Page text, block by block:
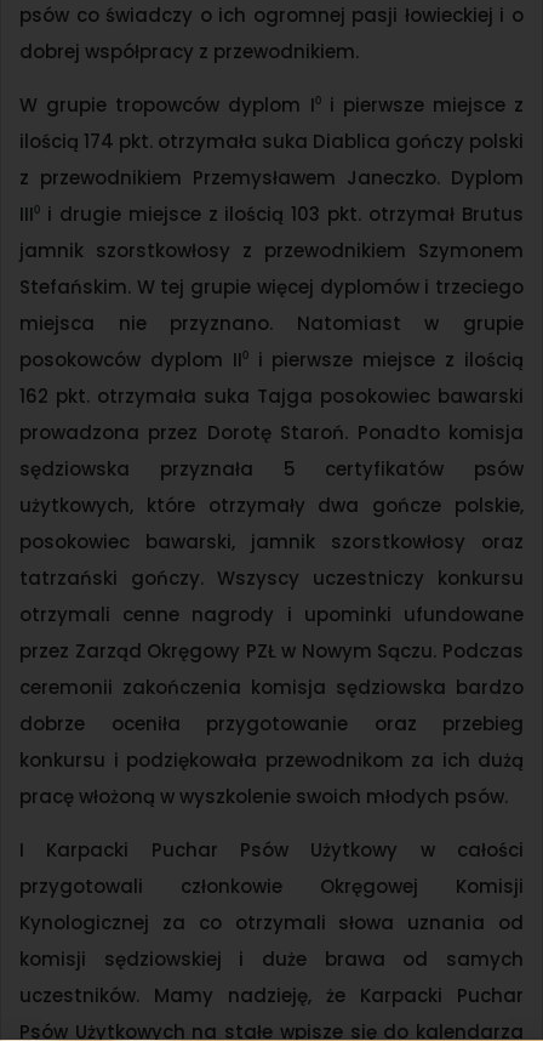
psów co świadczy o ich ogromnej pasji łowieckiej i o
dobrej współpracy z przewodnikiem.
W grupie tropowców dyplom I⁰ i pierwsze miejsce z
ilością 174 pkt. otrzymała suka Diablica gończy polski
z przewodnikiem Przemysławem Janeczko. Dyplom
III⁰ i drugie miejsce z ilością 103 pkt. otrzymał Brutus
jamnik szorstkowłosy z przewodnikiem Szymonem
Stefańskim. W tej grupie więcej dyplomów i trzeciego
miejsca nie przyznano. Natomiast w grupie
posokowców dyplom II⁰ i pierwsze miejsce z ilością
162 pkt. otrzymała suka Tajga posokowiec bawarski
prowadzona przez Dorotę Staroń. Ponadto komisja
sędziowska przyznała 5 certyfikatów psów
użytkowych, które otrzymały dwa gończe polskie,
posokowiec bawarski, jamnik szorstkowłosy oraz
tatrzański gończy. Wszyscy uczestniczy konkursu
otrzymali cenne nagrody i upominki ufundowane
przez Zarząd Okręgowy PZŁ w Nowym Sączu. Podczas
ceremonii zakończenia komisja sędziowska bardzo
dobrze oceniła przygotowanie oraz przebieg
konkursu i podziękowała przewodnikom za ich dużą
pracę włożoną w wyszkolenie swoich młodych psów.
I Karpacki Puchar Psów Użytkowy w całości
przygotowali członkowie Okręgowej Komisji
Kynologicznej za co otrzymali słowa uznania od
komisji sędziowskiej i duże brawa od samych
uczestników. Mamy nadzieję, że Karpacki Puchar
Psów Użytkowych na stałe wpisze się do kalendarza